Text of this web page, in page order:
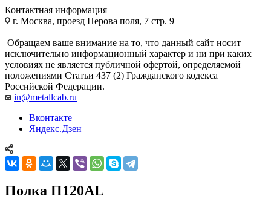
Контактная информация
г. Москва, проезд Перова поля, 7 стр. 9
Обращаем ваше внимание на то, что данный сайт носит
исключительно информационный характер и ни при каких
условиях не является публичной офертой, определяемой
положениями Статьи 437 (2) Гражданского кодекса
Российской Федерации.
in@metallcab.ru
Вконтакте
Яндекс.Дзен
Полка П120AL